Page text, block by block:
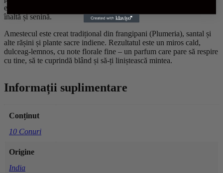
energiile stagnante sau negative, lăsând în urmă o atmosferă curată,
înaltă și senină.
Amestecul este creat tradițional din frangipani (Plumeria), santal și
alte rășini și plante sacre indiene. Rezultatul este un miros cald,
dulceag-lemnos, cu note florale fine – un parfum care pare să respire
cu tine, să te cuprindă blând și să-ți liniștească mintea.
Informații suplimentare
Conținut
10 Conuri
Origine
India